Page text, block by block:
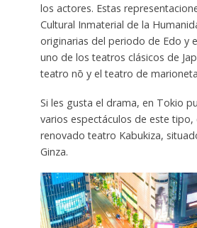
los actores. Estas
Cultural Inmaterial de la
originarias del periodo de Edo y
uno de los teatros clásicos de
teatro nō y el teatro de
Si les gusta el drama, en Tokio
varios espectáculos de este
renovado teatro Kabukiza,
Ginza.